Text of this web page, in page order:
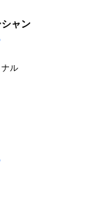
ャン
ル